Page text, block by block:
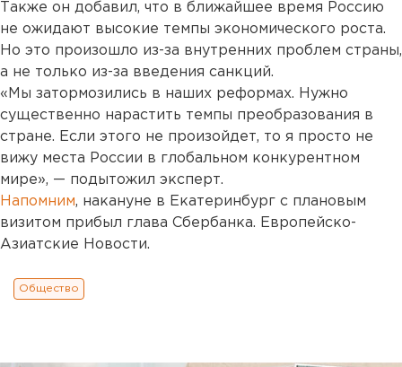
Также он добавил, что в ближайшее время Россию
не ожидают высокие темпы экономического роста.
Но это произошло из-за внутренних проблем страны,
а не только из-за введения санкций.
«Мы затормозились в наших реформах. Нужно
существенно нарастить темпы преобразования в
стране. Если этого не произойдет, то я просто не
вижу места России в глобальном конкурентном
мире», — подытожил эксперт.
Напомним, накануне в Екатеринбург с плановым
визитом прибыл глава Сбербанка. Европейско-
Азиатские Новости.
Общество